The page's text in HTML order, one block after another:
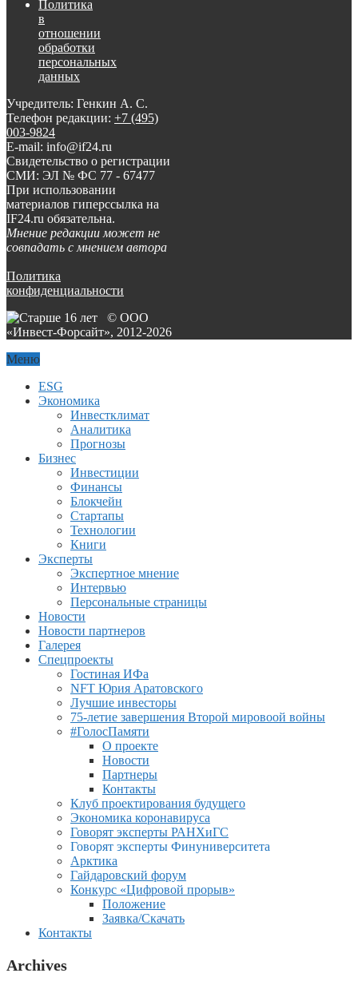
Политика
в
отношении
обработки
персональных
данных
Учредитель: Генкин А. С.
Телефон редакции: +7 (495)
003-9824
E-mail: info@if24.ru
Свидетельство о регистрации
СМИ: ЭЛ № ФС 77 - 67477
При использовании
материалов гиперссылка на
IF24.ru обязательна.
Мнение редакции может не
совпадать с мнением автора
Политика
конфиденциальности
© ООО
«Инвест-Форсайт», 2012-2026
Меню
ESG
Экономика
Инвестклимат
Аналитика
Прогнозы
Бизнес
Инвестиции
Финансы
Блокчейн
Стартапы
Технологии
Книги
Эксперты
Экспертное мнение
Интервью
Персональные страницы
Новости
Новости партнеров
Галерея
Спецпроекты
Гостиная ИФа
NFT Юрия Аратовского
Лучшие инвесторы
75-летие завершения Второй мировоой войны
#ГолосПамяти
О проекте
Новости
Партнеры
Контакты
Клуб проектирования будущего
Экономика коронавируса
Говорят эксперты РАНХиГС
Говорят эксперты Финуниверситета
Арктика
Гайдаровский форум
Конкурс «Цифровой прорыв»
Положение
Заявка/Скачать
Контакты
Archives